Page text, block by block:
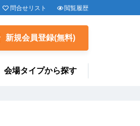
問合せリスト 閲覧履歴
新規会員登録(無料)
会場タイプから探す